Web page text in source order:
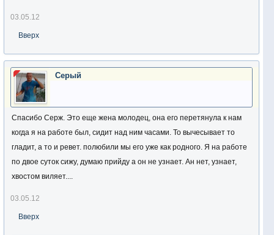
03.05.12
Вверх
Серый
Спасибо Серж. Это еще жена молодец, она его перетянула к нам
когда я на работе был, сидит над ним часами. То вычесывает то
гладит, а то и ревет. полюбили мы его уже как родного. Я на работе
по двое суток сижу, думаю прийду а он не узнает. Ан нет, узнает,
хвостом виляет....
03.05.12
Вверх